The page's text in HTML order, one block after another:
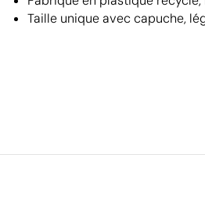
Taille unique avec capuche,